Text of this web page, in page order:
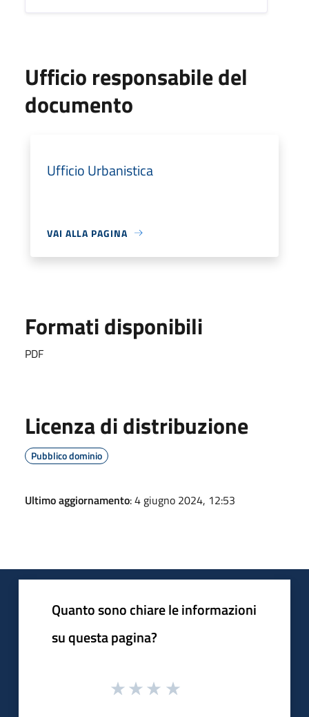
Ufficio responsabile del
documento
Ufficio Urbanistica
VAI ALLA PAGINA
Formati disponibili
PDF
Licenza di distribuzione
Pubblico dominio
Ultimo aggiornamento: 4 giugno 2024, 12:53
Quanto sono chiare le informazioni
su questa pagina?